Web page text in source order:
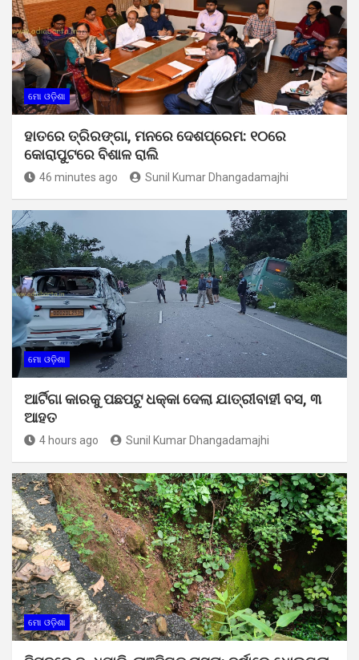
ମୋ ଓଡ଼ିଶା
ହାତରେ ତ୍ରିରଙ୍ଗା, ମନରେ ଦେଶପ୍ରେମ: ୧୦ରେ
କୋରାପୁଟରେ ବିଶାଳ ରାଲି
46 minutes ago Sunil Kumar Dhangadamajhi
ମୋ ଓଡ଼ିଶା
ଆର୍ଟିଗା କାରକୁ ପଛପଟୁ ଧକ୍କା ଦେଲା ଯାତ୍ରୀବାହୀ ବସ, ୩
ଆହତ
4 hours ago Sunil Kumar Dhangadamajhi
ମୋ ଓଡ଼ିଶା